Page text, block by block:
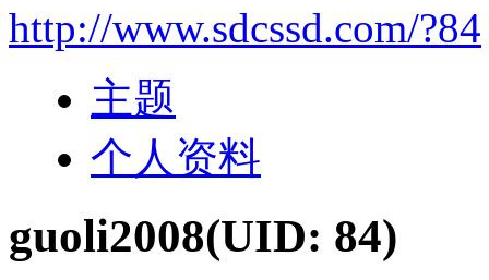
http://www.sdcssd.com/?84
主题
个人资料
guoli2008(UID: 84)